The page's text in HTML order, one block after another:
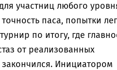
участниц любого
паса, попытки
по итогу, где
от реализованных
Инициатором